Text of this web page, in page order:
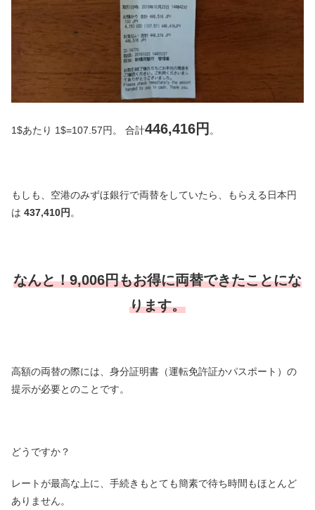
1$あたり 1$=107.57円。 合計446,416円 。
もしも、空港のみずほ銀行で両替をしていたら、もらえる日本円
は 437,410円。
なんと！9,006円もお得に両替できたことにな
ります。
高額の両替の際には、身分証明書（運転免許証かパスポート）の
提示が必要とのことです。
どうですか？
レートが最高な上に、手続きもとても簡素で待ち時間もほとんど
ありません。